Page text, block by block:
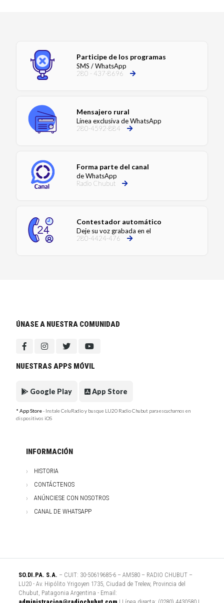
Participe de los programas
SMS / WhatsApp
280 - 437-8696
Mensajero rural
Línea exclusiva de WhatsApp
280-4592-884
Forma parte del canal
de WhatsApp
Radio Chubut
Contestador automático
Deje su voz grabada en el
280-4424-476
ÚNASE A NUESTRA COMUNIDAD
NUESTRAS APPS MÓVIL
Google Play App Store
* App Store- Instale CeluRadio y busque LU20 Radio Chubut para escucharnos en
dispositivos iOS
INFORMACIÓN
HISTORIA
CONTÁCTENOS
ANÚNCIESE CON NOSOTROS
CANAL DE WHATSAPP
SO.DI.PA. S.A. – CUIT: 30-50619685-6 – AM580 – RADIO CHUBUT –
LU20 - Av. Hipólito Yrigoyen 1735, Ciudad de Trelew, Provincia del
Chubut, Patagonia Argentina - Email: